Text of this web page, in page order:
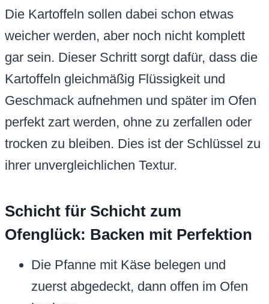
Die Kartoffeln sollen dabei schon etwas
weicher werden, aber noch nicht komplett
gar sein. Dieser Schritt sorgt dafür, dass die
Kartoffeln gleichmäßig Flüssigkeit und
Geschmack aufnehmen und später im Ofen
perfekt zart werden, ohne zu zerfallen oder
trocken zu bleiben. Dies ist der Schlüssel zu
ihrer unvergleichlichen Textur.
Schicht für Schicht zum
Ofenglück: Backen mit Perfektion
Die Pfanne mit Käse belegen und
zuerst abgedeckt, dann offen im Ofen